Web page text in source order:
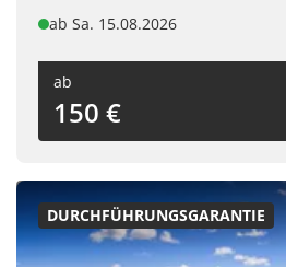
ab Sa. 15.08.2026
ab
150 €
DURCHFÜHRUNGSGARANTIE